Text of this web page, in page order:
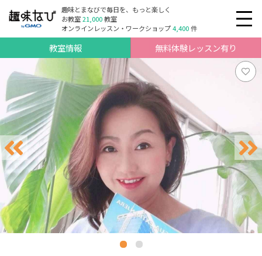
趣味とまなびで毎日を、もっと楽しく
お教室21,000教室
オンラインレッスン・ワークショップ4,400件
教室情報 無料体験レッスン有り